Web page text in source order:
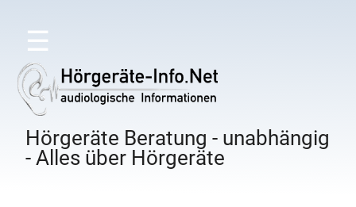
☰
Hörgeräte Beratung - unabhängig
- Alles über Hörgeräte